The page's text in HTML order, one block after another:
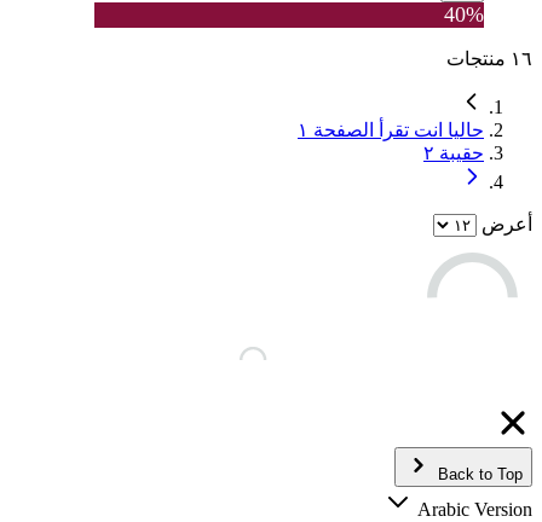
40%
١٦ منتجات
حاليا انت تقرأ الصفحة ١
حقيبة ٢
أعرض
Back to Top
Arabic Version